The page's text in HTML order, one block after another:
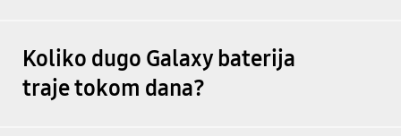
Koliko dugo Galaxy baterija
traje tokom dana?